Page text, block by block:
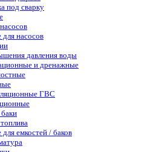
под сварку
насосов
давления воды
и дренажные
ГВС
емкостей / баков